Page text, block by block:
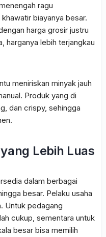
ragu
biayanya besar.
harga grosir justru
harganya lebih terjangkau
meniriskan minyak jauh
Produk yang di
dan crispy, sehingga
Lebih Luas
dalam berbagai
besar. Pelaku usaha
Untuk pedagang
cukup, sementara untuk
besar bisa memilih